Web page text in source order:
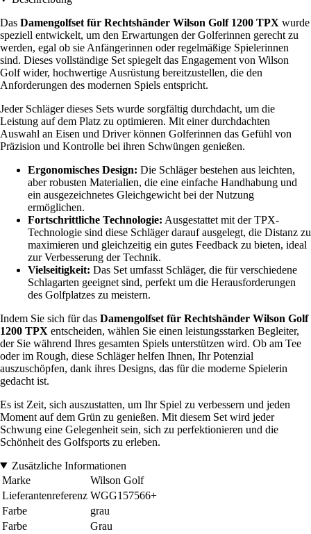
Das Damengolfset für Rechtshänder Wilson Golf 1200 TPX wurde
speziell entwickelt, um den Erwartungen der Golferinnen gerecht zu
werden, egal ob sie Anfängerinnen oder regelmäßige Spielerinnen
sind. Dieses vollständige Set spiegelt das Engagement von Wilson
Golf wider, hochwertige Ausrüstung bereitzustellen, die den
Anforderungen des modernen Spiels entspricht.
Jeder Schläger dieses Sets wurde sorgfältig durchdacht, um die
Leistung auf dem Platz zu optimieren. Mit einer durchdachten
Auswahl an Eisen und Driver können Golferinnen das Gefühl von
Präzision und Kontrolle bei ihren Schwüngen genießen.
Ergonomisches Design: Die Schläger bestehen aus leichten,
aber robusten Materialien, die eine einfache Handhabung und
ein ausgezeichnetes Gleichgewicht bei der Nutzung
ermöglichen.
Fortschrittliche Technologie: Ausgestattet mit der TPX-
Technologie sind diese Schläger darauf ausgelegt, die Distanz zu
maximieren und gleichzeitig ein gutes Feedback zu bieten, ideal
zur Verbesserung der Technik.
Vielseitigkeit: Das Set umfasst Schläger, die für verschiedene
Schlagarten geeignet sind, perfekt um die Herausforderungen
des Golfplatzes zu meistern.
Indem Sie sich für das Damengolfset für Rechtshänder Wilson Golf
1200 TPX entscheiden, wählen Sie einen leistungsstarken Begleiter,
der Sie während Ihres gesamten Spiels unterstützen wird. Ob am Tee
oder im Rough, diese Schläger helfen Ihnen, Ihr Potenzial
auszuschöpfen, dank ihres Designs, das für die moderne Spielerin
gedacht ist.
Es ist Zeit, sich auszustatten, um Ihr Spiel zu verbessern und jeden
Moment auf dem Grün zu genießen. Mit diesem Set wird jeder
Schwung eine Gelegenheit sein, sich zu perfektionieren und die
Schönheit des Golfsports zu erleben.
Zusätzliche Informationen
Marke
Wilson Golf
Lieferantenreferenz WGG157566+
Farbe
grau
Farbe
Grau